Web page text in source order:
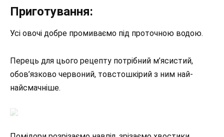
Приготування:
Усі овочі добре промиваємо під проточною водою.
Перець для цього рецепту потрібний м’ясистий,
обов’язково червоний, товстошкірий з ним най-
найсмачніше.